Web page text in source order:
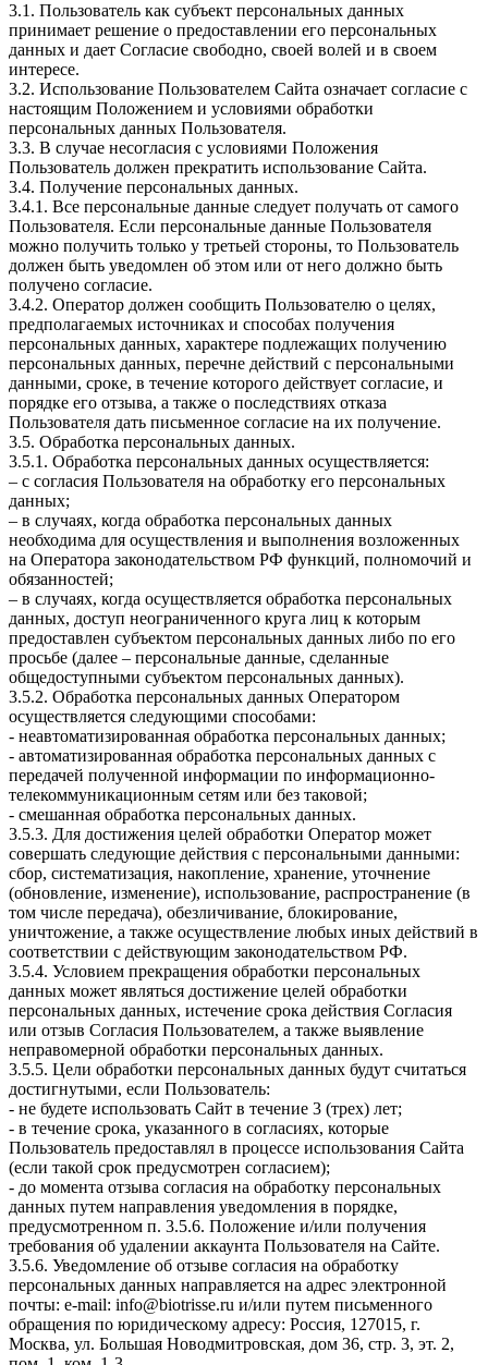
3.1. Пользователь как субъект персональных данных
принимает решение о предоставлении его персональных
данных и дает Согласие свободно, своей волей и в своем
интересе.
3.2. Использование Пользователем Сайта означает согласие с
настоящим Положением и условиями обработки
персональных данных Пользователя.
3.3. В случае несогласия с условиями Положения
Пользователь должен прекратить использование Сайта.
3.4. Получение персональных данных.
3.4.1. Все персональные данные следует получать от самого
Пользователя. Если персональные данные Пользователя
можно получить только у третьей стороны, то Пользователь
должен быть уведомлен об этом или от него должно быть
получено согласие.
3.4.2. Оператор должен сообщить Пользователю о целях,
предполагаемых источниках и способах получения
персональных данных, характере подлежащих получению
персональных данных, перечне действий с персональными
данными, сроке, в течение которого действует согласие, и
порядке его отзыва, а также о последствиях отказа
Пользователя дать письменное согласие на их получение.
3.5. Обработка персональных данных.
3.5.1. Обработка персональных данных осуществляется:
– с согласия Пользователя на обработку его персональных
данных;
– в случаях, когда обработка персональных данных
необходима для осуществления и выполнения возложенных
на Оператора законодательством РФ функций, полномочий и
обязанностей;
– в случаях, когда осуществляется обработка персональных
данных, доступ неограниченного круга лиц к которым
предоставлен субъектом персональных данных либо по его
просьбе (далее – персональные данные, сделанные
общедоступными субъектом персональных данных).
3.5.2. Обработка персональных данных Оператором
осуществляется следующими способами:
- неавтоматизированная обработка персональных данных;
- автоматизированная обработка персональных данных с
передачей полученной информации по информационно-
телекоммуникационным сетям или без таковой;
- смешанная обработка персональных данных.
3.5.3. Для достижения целей обработки Оператор может
совершать следующие действия с персональными данными:
сбор, систематизация, накопление, хранение, уточнение
(обновление, изменение), использование, распространение (в
том числе передача), обезличивание, блокирование,
уничтожение, а также осуществление любых иных действий в
соответствии с действующим законодательством РФ.
3.5.4. Условием прекращения обработки персональных
данных может являться достижение целей обработки
персональных данных, истечение срока действия Согласия
или отзыв Согласия Пользователем, а также выявление
неправомерной обработки персональных данных.
3.5.5. Цели обработки персональных данных будут считаться
достигнутыми, если Пользователь:
- не будете использовать Сайт в течение 3 (трех) лет;
- в течение срока, указанного в согласиях, которые
Пользователь предоставлял в процессе использования Сайта
(если такой срок предусмотрен согласием);
- до момента отзыва согласия на обработку персональных
данных путем направления уведомления в порядке,
предусмотренном п. 3.5.6. Положение и/или получения
требования об удалении аккаунта Пользователя на Сайте.
3.5.6. Уведомление об отзыве согласия на обработку
персональных данных направляется на адрес электронной
почты: e-mail: info@biotrisse.ru и/или путем письменного
обращения по юридическому адресу: Россия, 127015, г.
Москва, ул. Большая Новодмитровская, дом 36, стр. 3, эт. 2,